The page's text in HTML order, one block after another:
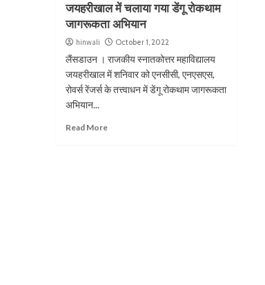
जयहरीखाल में चलाया गया डेंगू रोकथाम
जागरूकता अभियान
hinwali October 1, 2022
लैंसडाउन । राजकीय स्नातकोत्तर महाविद्यालय
जयहरीखाल में शनिवार को एनसीसी, एनएसएस,
रोवर्स रेंजर्स के तत्त्वाधन में डेंगू रोकथाम जागरूकता
अभियान...
Read More